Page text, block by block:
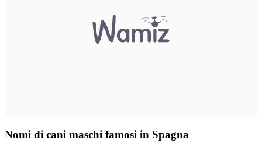
Nomi di cani maschi famosi in Spagna